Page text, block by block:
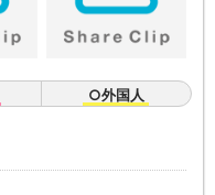
○外国人